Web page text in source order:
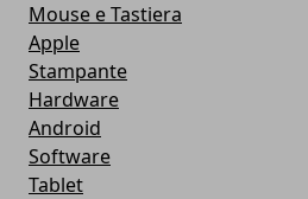
Mouse e Tastiera
Apple
Stampante
Hardware
Android
Software
Tablet